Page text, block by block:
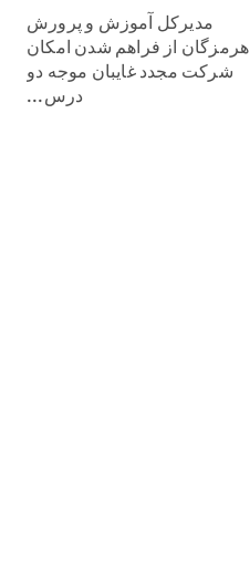
مدیرکل آموزش و پرورش
هرمزگان از فراهم شدن امکان
شرکت مجدد غایبان موجه دو
درس...